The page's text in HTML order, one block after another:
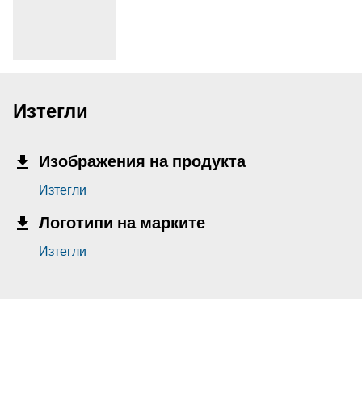
Изтегли
Изображения на продукта
Изтегли
Логотипи на марките
Изтегли